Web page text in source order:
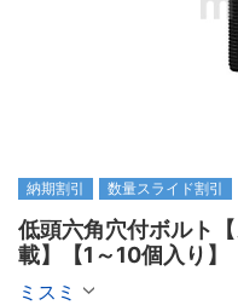
納期割引 数量スライド割引
低頭六角穴付ボルト
載】【1～10個入り】
ミスミ